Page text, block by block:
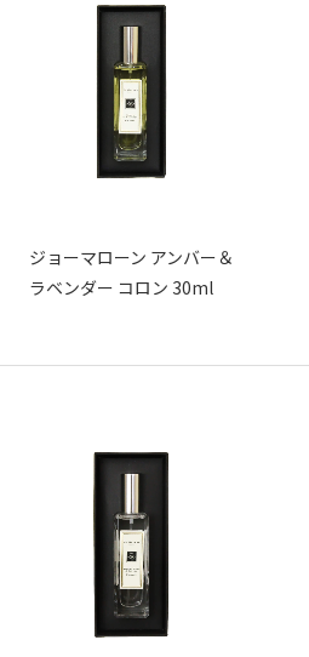
ジョーマローン アンバー＆
ラベンダー コロン 30ml